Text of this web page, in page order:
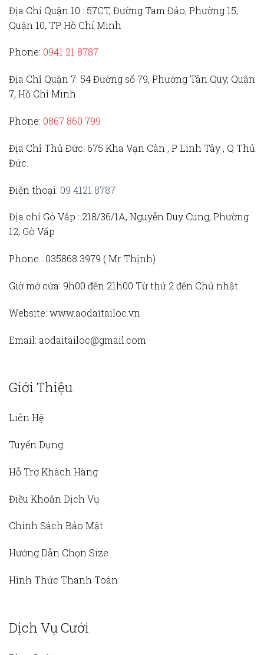
Địa Chỉ Quận 10 : 57CT, Đường Tam Đảo, Phường 15,
Quận 10, TP Hồ Chí Minh
Phone: 0941 21 8787
Địa Chỉ Quận 7: 54 Đường số 79, Phường Tân Quy, Quận
7, Hồ Chí Minh
Phone: 0867 860 799
Địa Chỉ Thủ Đức: 675 Kha Vạn Cân , P Linh Tây , Q Thủ
Đức.
Điện thoại: 09 4121 8787
Địa chỉ Gò Vấp : 218/36/1A, Nguyễn Duy Cung, Phường
12, Gò Vấp
Phone : 035868 3979 (Mr Thịnh)
Giờ mở cửa: 9h00 đến 21h00 Từ thứ 2 đến Chủ nhật
Website: www.aodaitailoc.vn
Email: aodaitailoc@gmail.com
Giới Thiệu
Liên Hệ
Tuyển Dụng
Hỗ Trợ Khách Hàng
Điều Khoản Dịch Vụ
Chính Sách Bảo Mật
Hướng Dẫn Chọn Size
Hình Thức Thanh Toán
Dịch Vụ Cưới